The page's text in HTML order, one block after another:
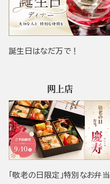
誕生日はなだ万で！
网上店
「敬老の日限定」特別なお弁当